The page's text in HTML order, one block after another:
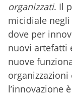
organizzati. Il
micidiale
dove per
nuovi artefatti
nuove
l’innovazione